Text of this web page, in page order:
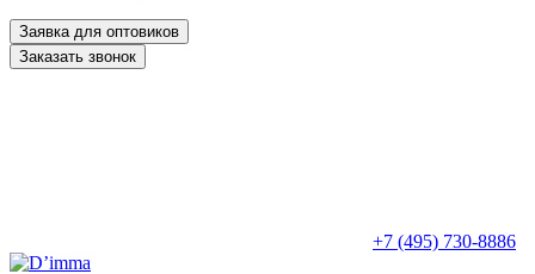
Заявка для оптовиков
Заказать звонок
+7 (495) 730-8886